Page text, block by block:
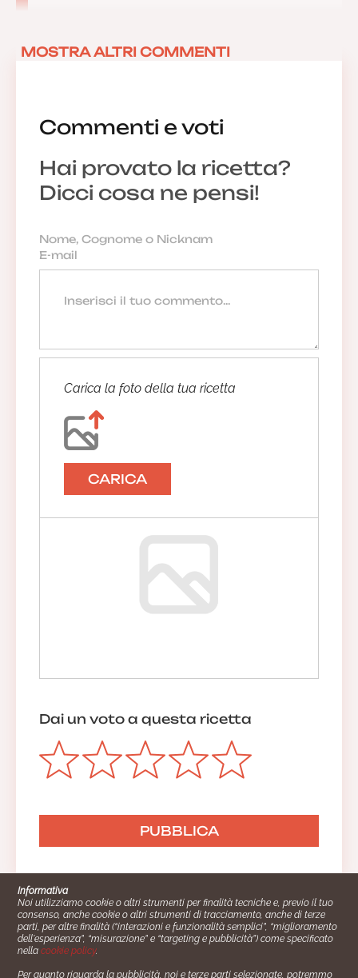
Commenti e voti
Hai provato la ricetta?
Dicci cosa ne pensi!
Carica la foto della tua ricetta
CARICA
Dai un voto a questa ricetta
Anonimo
16/07/2019 11:41:19
Anonimo
16/07/2019 10:47:31
MOSTRA ALTRI COMMENTI
Informativa
Noi utilizziamo cookie o altri strumenti per finalità tecniche e, previo il tuo
consenso, anche cookie o altri strumenti di tracciamento, anche di terze
parti, per altre finalità (“interazioni e funzionalità semplici”, “miglioramento
dell'esperienza”, “misurazione” e “targeting e pubblicità”) come specificato
nellacookie policy.
Per quanto riguarda la pubblicità, noi e terze parti selezionate, potremmo